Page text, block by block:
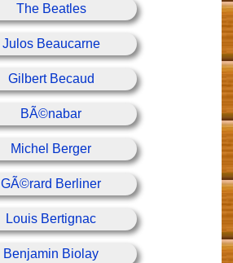
The Beatles
Julos Beaucarne
Gilbert Becaud
BÃ©nabar
Michel Berger
GÃ©rard Berliner
Louis Bertignac
Benjamin Biolay